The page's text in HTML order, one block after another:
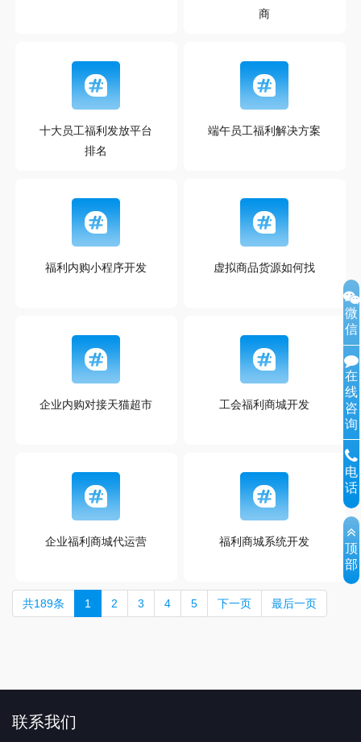
商
十大员工福利发放平台
排名
端午员工福利解决方案
福利内购小程序开发 虚拟商品货源如何找
企业内购对接天猫超市 工会福利商城开发
企业福利商城代运营 福利商城系统开发
共189条 1 2 3 4 5 下一页 最后一页
联系我们
微
信
在
线
咨
询
电
话
顶
部